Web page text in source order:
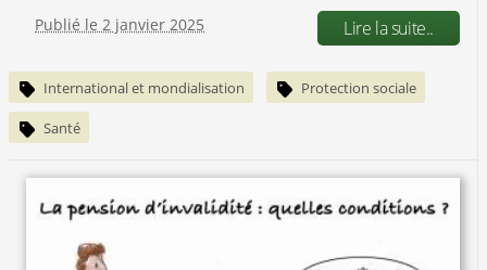
Publié le 2 janvier 2025 Lire la suite..
International et mondialisation Protection sociale
Santé